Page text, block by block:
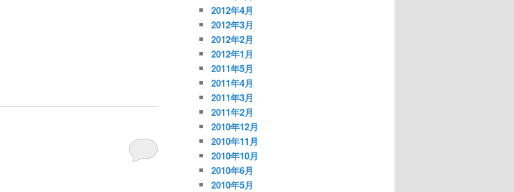
2012年4月
2012年3月
2012年2月
2012年1月
2011年5月
2011年4月
2011年3月
2011年2月
2010年12月
2010年11月
2010年10月
2010年6月
2010年5月